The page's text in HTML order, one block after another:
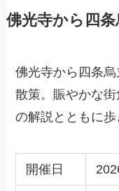
佛光寺から四条
佛光寺から四条
散策。賑やかな
の解説とともに歩
開催日